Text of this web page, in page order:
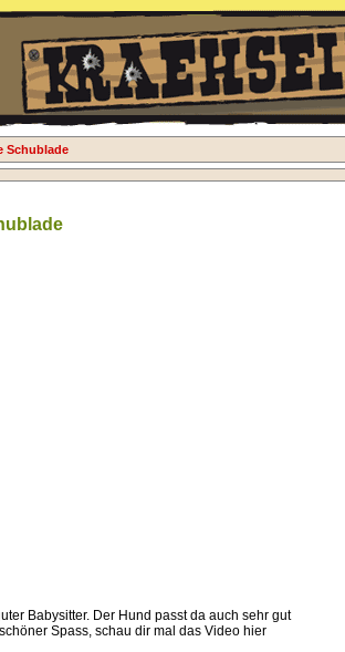
Schublade
Babysitter. Der Hund passt da auch sehr gut
Spass, schau dir mal das Video hier